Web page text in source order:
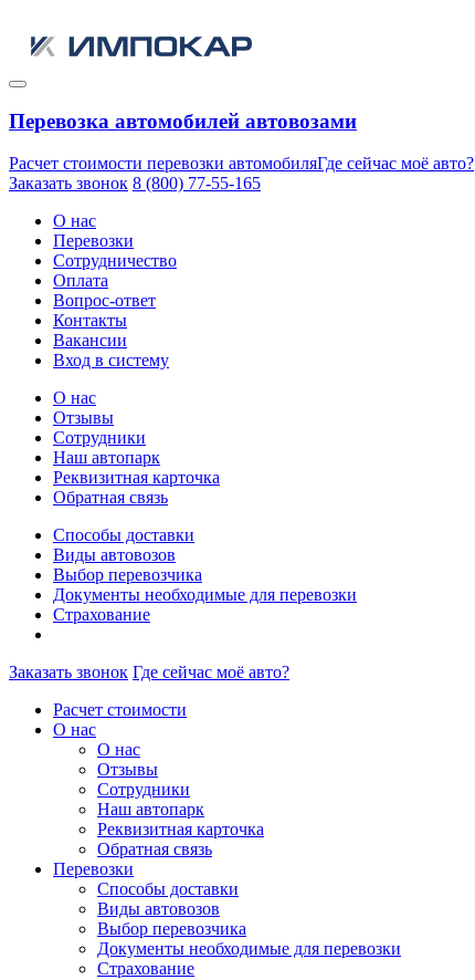
Перевозка автомобилей автовозами
Расчет стоимости перевозки автомобиляГде сейчас моё авто?
Заказать звонок 8 (800) 77-55-165
О нас
Перевозки
Сотрудничество
Оплата
Вопрос-ответ
Контакты
Вакансии
Вход в систему
О нас
Отзывы
Сотрудники
Наш автопарк
Реквизитная карточка
Обратная связь
Способы доставки
Виды автовозов
Выбор перевозчика
Документы необходимые для перевозки
Страхование
Заказать звонок Где сейчас моё авто?
Расчет стоимости
О нас
О нас
Отзывы
Сотрудники
Наш автопарк
Реквизитная карточка
Обратная связь
Перевозки
Способы доставки
Виды автовозов
Выбор перевозчика
Документы необходимые для перевозки
Страхование